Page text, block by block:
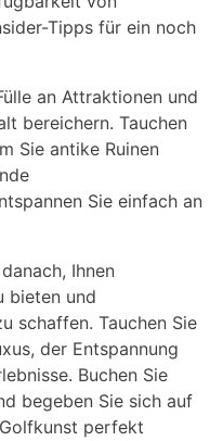
Tipps für ein noch
an Attraktionen und
bereichern. Tauchen
Sie antike Ruinen
Sie einfach an
Ihnen
bieten und
schaffen. Tauchen Sie
der Entspannung
Buchen Sie
begeben Sie sich auf
perfekt